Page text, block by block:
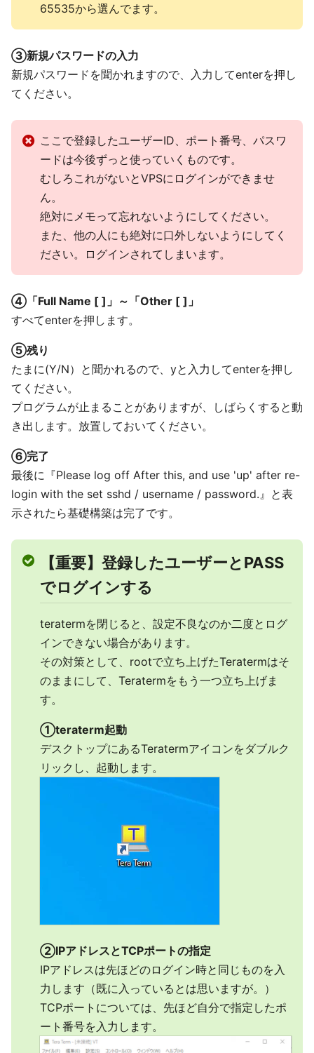
65535から選んでます。
③新規パスワードの入力
新規パスワードを聞かれますので、入力してenterを押し
てください。
ここで登録したユーザーID、ポート番号、パスワ
ードは今後ずっと使っていくものです。
むしろこれがないとVPSにログインができませ
ん。
絶対にメモって忘れないようにしてください。
また、他の人にも絶対に口外しないようにしてく
ださい。ログインされてしまいます。
④「Full Name [ ]」～「Other [ ]」
すべてenterを押します。
⑤残り
たまに(Y/N）と聞かれるので、yと入力してenterを押し
てください。
プログラムが止まることがありますが、しばらくすると動
き出します。放置しておいてください。
⑥完了
最後に『Please log off After this, and use 'up' after re-
login with the set sshd / username / password.』と表
示されたら基礎構築は完了です。
【重要】登録したユーザーとPASS
でログインする
teratermを閉じると、設定不良なのか二度とログ
インできない場合があります。
その対策として、rootで立ち上げたTeratermはそ
のままにして、Teratermをもう一つ立ち上げま
す。
①teraterm起動
デスクトップにあるTeratermアイコンをダブルク
リックし、起動します。
②IPアドレスとTCPポートの指定
IPアドレスは先ほどのログイン時と同じものを入
力します（既に入っているとは思いますが。）
TCPポートについては、先ほど自分で指定したポ
ート番号を入力します。